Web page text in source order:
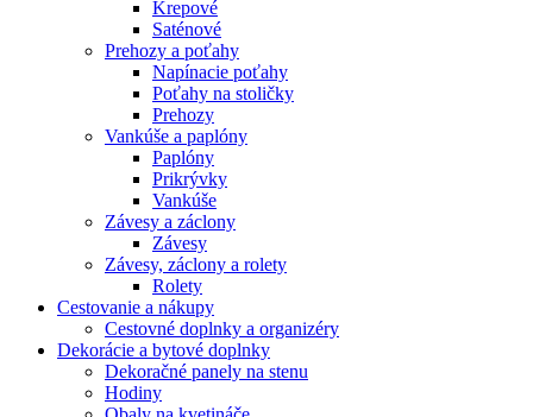
Krepové
Saténové
Prehozy a poťahy
Napínacie poťahy
Poťahy na stoličky
Prehozy
Vankúše a paplóny
Paplóny
Prikrývky
Vankúše
Závesy a záclony
Závesy
Závesy, záclony a rolety
Rolety
Cestovanie a nákupy
Cestovné doplnky a organizéry
Dekorácie a bytové doplnky
Dekoračné panely na stenu
Hodiny